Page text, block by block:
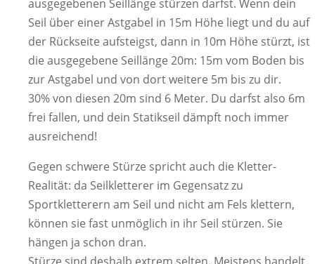
ausgegebenen Seillänge stürzen darfst. Wenn dein
Seil über einer Astgabel in 15m Höhe liegt und du auf
der Rückseite aufsteigst, dann in 10m Höhe stürzt, ist
die ausgegebene Seillänge 20m: 15m vom Boden bis
zur Astgabel und von dort weitere 5m bis zu dir.
30% von diesen 20m sind 6 Meter. Du darfst also 6m
frei fallen, und dein Statikseil dämpft noch immer
ausreichend!
Gegen schwere Stürze spricht auch die Kletter-
Realität: da Seilkletterer im Gegensatz zu
Sportkletterern am Seil und nicht am Fels klettern,
können sie fast unmöglich in ihr Seil stürzen. Sie
hängen ja schon dran.